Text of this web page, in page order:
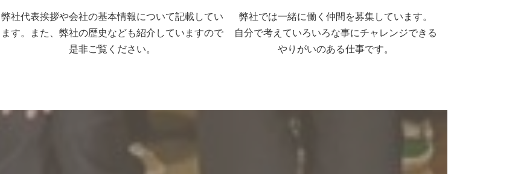
弊社代表挨拶や会社の基本情報について記載してい
ます。
また、弊社の歴史なども紹介 していますので
是非ご覧ください。
弊社では一緒に働く仲間を募集しています。
自分で考えていろいろな事にチャレンジできる
やりがいのある仕事です。